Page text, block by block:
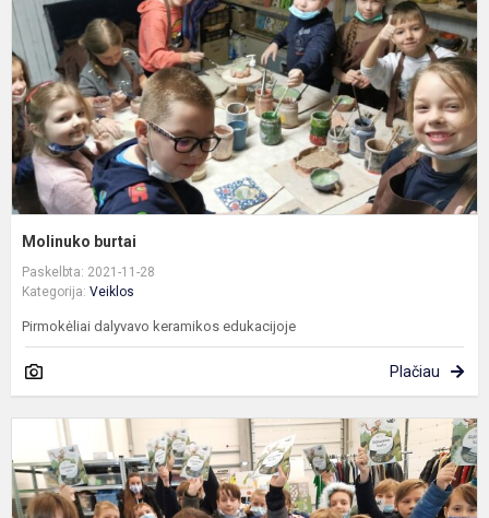
Molinuko burtai
Paskelbta: 2021-11-28
Kategorija: Veiklos
Pirmokėliai dalyvavo keramikos edukacijoje
Plačiau